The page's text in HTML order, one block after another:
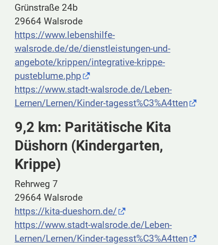
Grünstraße 24b
29664 Walsrode
https://www.lebenshilfe-
walsrode.de/de/dienstleistungen-und-
angebote/krippen/integrative-krippe-
pusteblume.php
https://www.stadt-walsrode.de/Leben-
Lernen/Lernen/Kinder-tagesst%C3%A4tten
9,2 km: Paritätische Kita
Düshorn (Kindergarten,
Krippe)
Rehrweg 7
29664 Walsrode
https://kita-dueshorn.de/
https://www.stadt-walsrode.de/Leben-
Lernen/Lernen/Kinder-tagesst%C3%A4tten